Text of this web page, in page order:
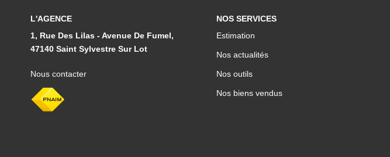
L'AGENCE
1, Rue Des Lilas - Avenue De Fumel,
47140 Saint Sylvestre Sur Lot
Nous contacter
NOS SERVICES
Estimation
Nos actualités
Nos outils
Nos biens vendus